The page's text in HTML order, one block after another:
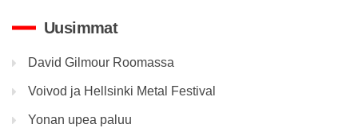
Uusimmat
David Gilmour Roomassa
Voivod ja Hellsinki Metal Festival
Yonan upea paluu